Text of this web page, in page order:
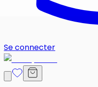
Se connecter